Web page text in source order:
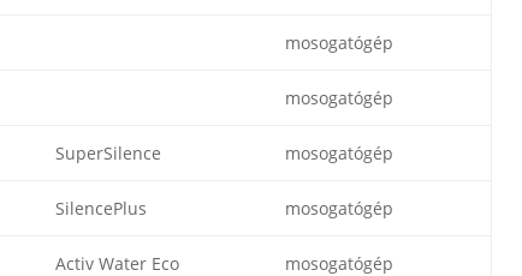
mosogatógép
mosogatógép
SuperSilence mosogatógép
SilencePlus mosogatógép
Activ Water Eco mosogatógép